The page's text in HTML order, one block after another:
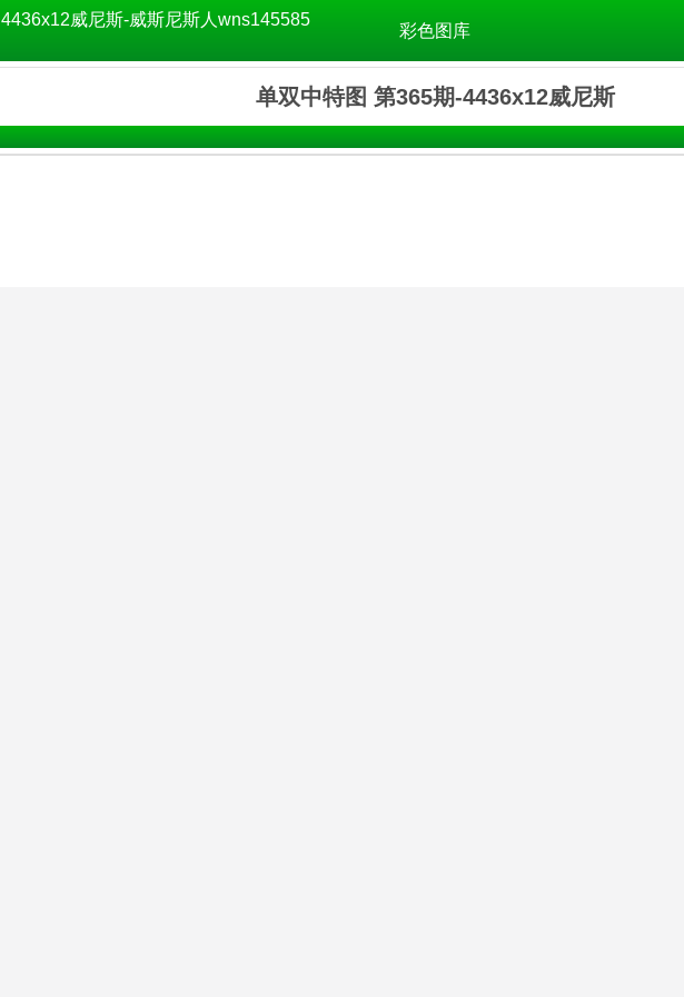
4436x12威尼斯-威斯尼斯人wns145585
彩色图库
单双中特图 第365期-4436x12威尼斯